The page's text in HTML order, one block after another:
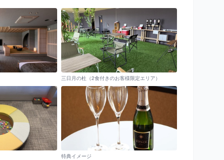
三日月の杜（2食付きのお客様限定エリア）
特典イメージ